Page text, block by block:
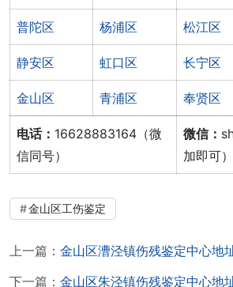
普陀区 杨浦区 松江区
静安区 虹口区 长宁区
金山区 青浦区 奉贤区
电话： 16628883164（微
信同号）
微信：
加即可）
金山区工伤鉴定
上一篇： 金山区漕泾镇伤残鉴定中心地
下一篇： 金山区朱泾镇伤残鉴定中心地